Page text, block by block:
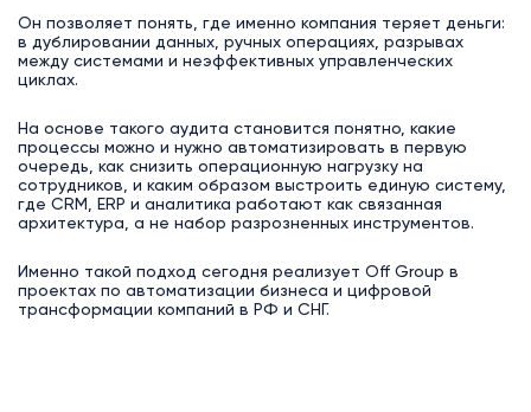
Он позволяет понять, где именно компания теряет деньги:
в дублировании данных, ручных операциях, разрывах
между системами и неэффективных управленческих
циклах.
На основе такого аудита становится понятно, какие
процессы можно и нужно автоматизировать в первую
очередь, как снизить операционную нагрузку на
сотрудников, и каким образом выстроить единую систему,
где CRM, ERP и аналитика работают как связанная
архитектура, а не набор разрозненных инструментов.
Именно такой подход сегодня реализует Off Group в
проектах по автоматизации бизнеса и цифровой
трансформации компаний в РФ и СНГ.